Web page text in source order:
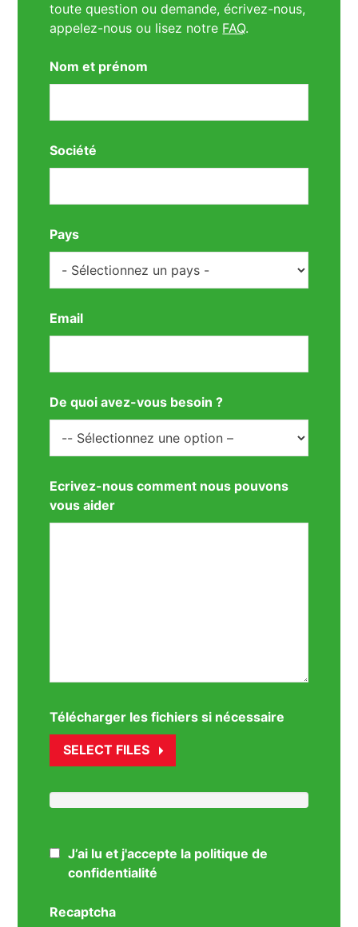
toute question ou demande, écrivez-nous,
appelez-nous ou lisez notre FAQ.
Nom et prénom
Société
Pays
Email
De quoi avez-vous besoin ?
Ecrivez-nous comment nous pouvons
vous aider
Télécharger les fichiers si nécessaire
SELECT FILES
J’ai lu et j'accepte la politique de
confidentialité
Recaptcha